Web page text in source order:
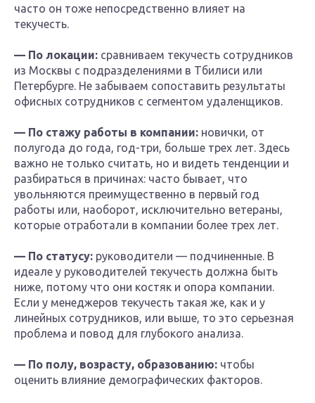
часто он тоже непосредственно влияет на
текучесть.
— По локации: сравниваем текучесть сотрудников
из Москвы с подразделениями в Тбилиси или
Петербурге. Не забываем сопоставить результаты
офисных сотрудников с сегментом удаленщиков.
— По стажу работы в компании: новички, от
полугода до года, год-три, больше трех лет. Здесь
важно не только считать, но и видеть тенденции и
разбираться в причинах: часто бывает, что
увольняются преимущественно в первый год
работы или, наоборот, исключительно ветераны,
которые отработали в компании более трех лет.
— По статусу: руководители — подчиненные. В
идеале у руководителей текучесть должна быть
ниже, потому что они костяк и опора компании.
Если у менеджеров текучесть такая же, как и у
линейных сотрудников, или выше, то это серьезная
проблема и повод для глубокого анализа.
— По полу, возрасту, образованию: чтобы
оценить влияние демографических факторов.